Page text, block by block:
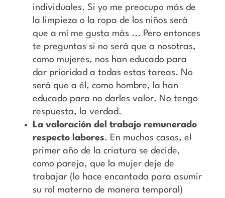
individuales. Si yo me preocupo más de
la limpieza o la ropa de los niños será
que a mí me gusta más ... Pero entonces
te preguntas si no será que a nosotras,
como mujeres, nos han educado para
dar prioridad a todas estas tareas. No
será que a él, como hombre, la han
educado para no darles valor. No tengo
respuesta, la verdad.
La valoración del trabajo remunerado
respecto labores. En muchos casos, el
primer año de la criatura se decide,
como pareja, que la mujer deje de
trabajar (lo hace encantada para asumir
su rol materno de manera temporal)